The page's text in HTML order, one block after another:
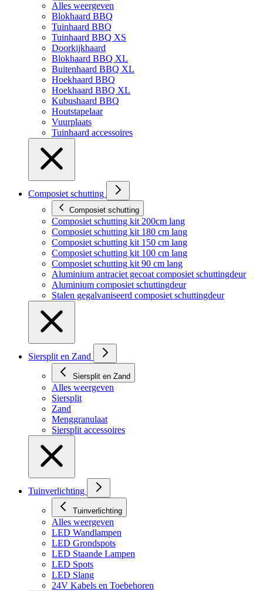
Alles weergeven
Blokhaard BBQ
Tuinhaard BBQ
Tuinhaard BBQ XS
Doorkijkhaard
Blokhaard BBQ XL
Buitenhaard BBQ XL
Hoekhaard BBQ
Hoekhaard BBQ XL
Kubushaard BBQ
Houtstapelaar
Vuurplaats
Tuinhaard accessoires
Composiet schutting
Composiet schutting
Composiet schutting kit 200cm lang
Composiet schutting kit 180 cm lang
Composiet schutting kit 150 cm lang
Composiet schutting kit 100 cm lang
Composiet schutting kit 90 cm lang
Aluminium antraciet gecoat composiet schuttingdeur
Aluminium composiet schuttingdeur
Stalen gegalvaniseerd composiet schuttingdeur
Siersplit en Zand
Siersplit en Zand
Alles weergeven
Siersplit
Zand
Menggranulaat
Siersplit accessoires
Tuinverlichting
Tuinverlichting
Alles weergeven
LED Wandlampen
LED Grondspots
LED Staande Lampen
LED Spots
LED Slang
24V Kabels en Toebehoren